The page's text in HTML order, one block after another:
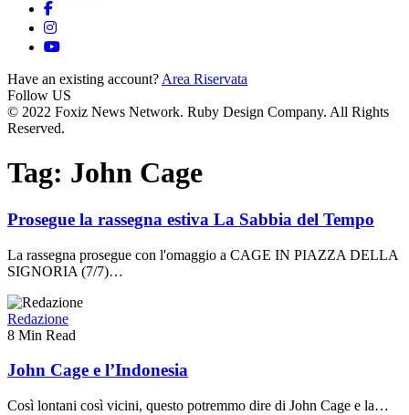
Have an existing account? Area Riservata
Follow US
© 2022 Foxiz News Network. Ruby Design Company. All Rights
Reserved.
Tag: John Cage
Prosegue la rassegna estiva La Sabbia del Tempo
La rassegna prosegue con l'omaggio a CAGE IN PIAZZA DELLA
SIGNORIA (7/7)…
Redazione
8 Min Read
John Cage e l’Indonesia
Così lontani così vicini, questo potremmo dire di John Cage e la…